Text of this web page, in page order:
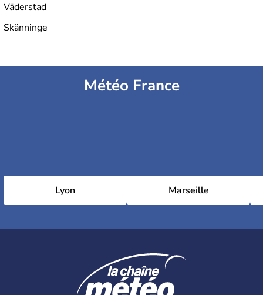
Väderstad
Skänninge
Météo France
Lyon Marseille